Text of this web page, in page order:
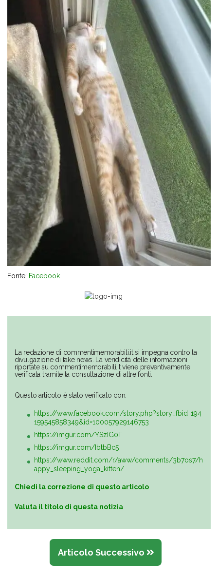
Fonte: Facebook
La redazione di commentimemorabili.it si impegna contro la
divulgazione di fake news. La veridicità delle informazioni
riportate su commentimemorabili.it viene preventivamente
verificata tramite la consultazione di altre fonti.
Questo articolo è stato verificato con:
https://www.facebook.com/story.php?story_fbid=194
159545858349&id=100057929146753
https://imgur.com/YSzIG0T
https://imgur.com/IbtbBc5
https://www.reddit.com/r/aww/comments/3b7os7/h
appy_sleeping_yoga_kitten/
Chiedi la correzione di questo articolo
Valuta il titolo di questa notizia
Articolo Successivo